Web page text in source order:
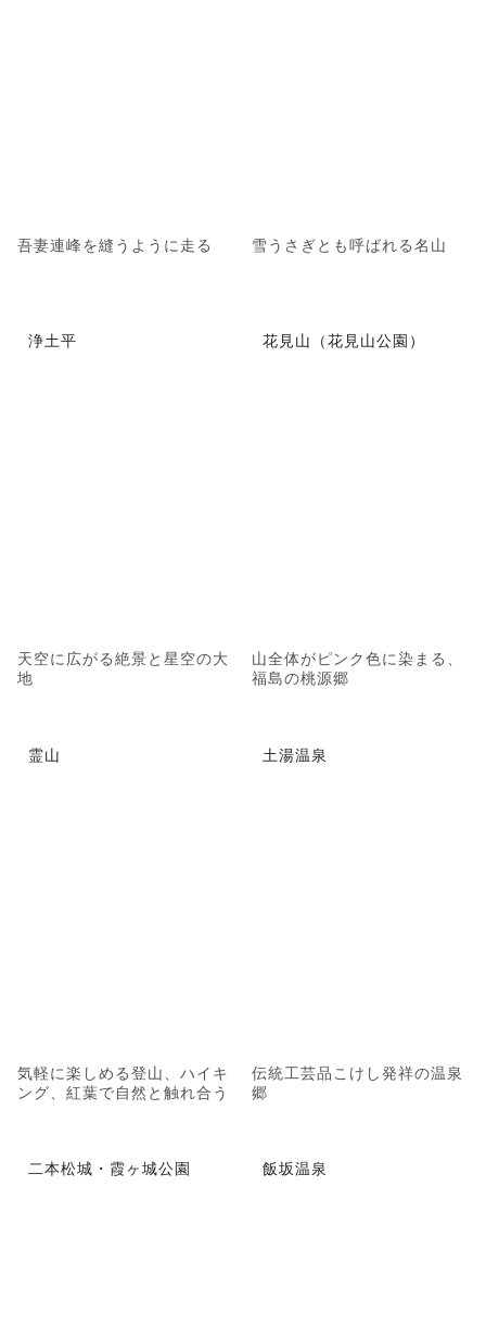
吾妻連峰を縫うように走る 雪うさぎとも呼ばれる名山
浄土平
天空に広がる絶景と星空の大
地
花見山（花見山公園）
山全体がピンク色に染まる、
福島の桃源郷
霊山
気軽に楽しめる登山、ハイキ
ング、紅葉で自然と触れ合う
土湯温泉
伝統工芸品こけし発祥の温泉
郷
二本松城・霞ヶ城公園 飯坂温泉